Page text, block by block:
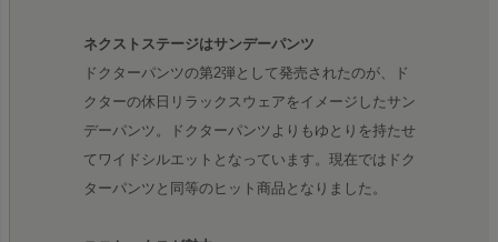
ネクストステージはサンデーパンツ
ドクターパンツの第2弾として発売されたのが、ド
クターの休日リラックスウェアをイメージしたサン
デーパンツ。ドクターパンツよりもゆとりを持たせ
てワイドシルエットとなっています。現在ではドク
ターパンツと同等のヒット商品となりました。